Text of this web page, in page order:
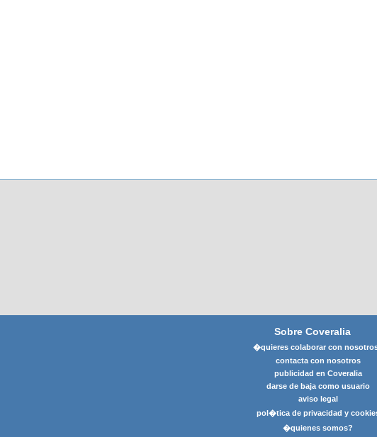
Sobre Coveralia
�quieres colaborar con
contacta con nosotros
publicidad en Coveralia
darse de baja como usuario
aviso legal
pol�tica de privacidad y
�quienes somos?